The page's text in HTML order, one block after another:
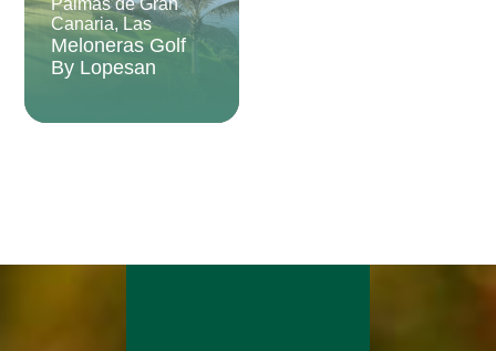
Palmas de Gran
Canaria, Las
Meloneras Golf
By Lopesan